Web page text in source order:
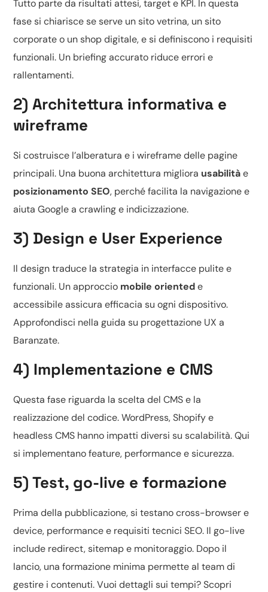
Tutto parte da risultati attesi, target e KPI. In questa
fase si chiarisce se serve unsito vetrina, un sito
corporate o unshop digitale, e si definiscono i requisiti
funzionali. Un briefing accurato riduce errori e
rallentamenti.
2) Architettura informativa e
wireframe
Si costruisce l’alberatura e i wireframe delle pagine
principali. Una buona architettura migliora usabilitàe
posizionamento SEO, perché facilita la navigazione e
aiuta Google a crawling e indicizzazione.
3) Design e User Experience
Il design traduce la strategia in interfacce pulite e
funzionali. Un approccio mobile orientede
accessibile assicura efficacia su ogni dispositivo.
Approfondisci nella guida su progettazione UX a
Baranzate.
4) Implementazione e CMS
Questa fase riguarda la scelta del CMS e la
realizzazione del codice.WordPress, Shopify e
headless CMS hanno impatti diversi su scalabilità. Qui
si implementano feature, performance e sicurezza.
5) Test, go-live e formazione
Prima della pubblicazione, si testano cross-browser e
device, performance e requisiti tecnici SEO. Il go-live
include redirect, sitemap e monitoraggio. Dopo il
lancio, una formazione minima permette al team di
gestire i contenuti. Vuoi dettagli sui tempi? Scopri